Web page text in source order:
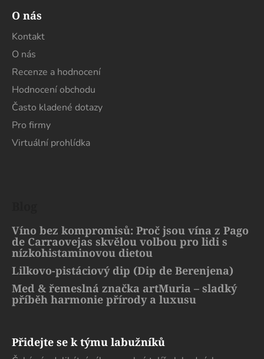
O nás
Kontakt
O nás
Recenze a hodnocení
Hodnocení obchodu
Často kladené dotazy
Pro firmy
Virtuální prohlídka
Víno bez kompromisů: Proč jsou vína z Pago
de Carraovejas skvělou volbou pro lidi s
nízkohistaminovou dietou
Lilkovo-pistáciový dip (Dip de Berenjena)
Med & řemeslná značka artMuria – sladký
příběh harmonie přírody a luxusu
Přidejte se k týmu labužníků